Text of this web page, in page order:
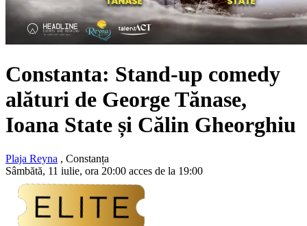
Constanta: Stand-up comedy
alături de George Tănase,
Ioana State și Călin Gheorghiu
Plaja Reyna , Constanța
Sâmbătă, 11 iulie, ora 20:00 acces de la 19:00